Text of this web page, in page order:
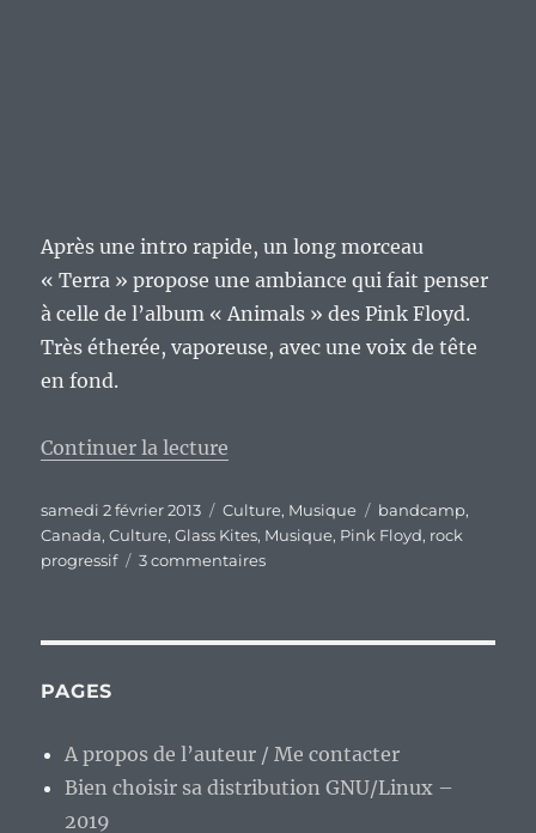
Après une intro rapide, un long morceau
« Terra » propose une ambiance qui fait penser
à celle de l’album « Animals » des Pink Floyd.
Très étherée, vaporeuse, avec une voix de tête
en fond.
Continuer la lecture
Publié
le
samedi 2 février 2013 Catégories
Culture, Musique Étiquettes
bandcamp,
Canada,Culture,Glass Kites, Musique, Pink Floyd, rock
progressif
3 commentairessur
PAGES
A propos de l’auteur / Me contacter
Bien choisir sa distribution GNU/Linux –
2019